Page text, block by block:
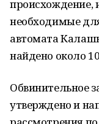
происхождение,
необходимые
автомата
найдено около
Обвинительное
утверждено и